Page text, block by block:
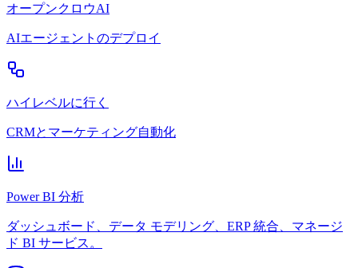
オープンクロウAI
AIエージェントのデプロイ
ハイレベルに行く
CRMとマーケティング自動化
Power BI 分析
ダッシュボード、データ モデリング、ERP 統合、マネージ
ド BI サービス。